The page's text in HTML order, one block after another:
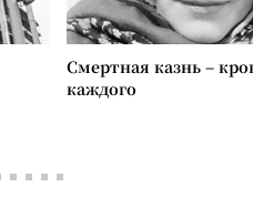
Смертная казнь –
каждого